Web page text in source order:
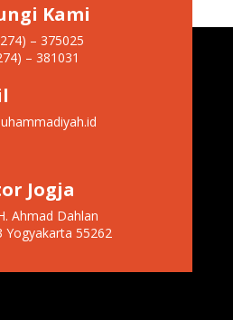
Kami
– 375025
– 381031
Jogja
Ahmad Dahlan
Yogyakarta 55262